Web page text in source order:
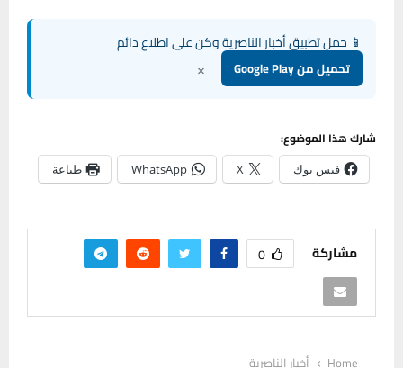
📱 حمل تطبيق أخبار الناصرية وكن على اطلاع دائم
تحميل من Google Play ×
شارك هذا الموضوع:
فيس بوك X
WhatsApp طباعة
مشاركة 0
Home
أخبار الناصرية